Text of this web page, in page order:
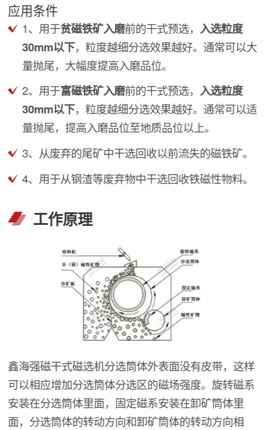
应用条件
1、用于贫磁铁矿入磨前的干式预选， 入选粒度
30mm以下，粒度越细分选效果越好。通常可以大
量抛尾，大幅度提高入磨品位。
2、用于富磁铁矿入磨前的干式预选， 入选粒度
30mm以下，粒度越细分选效果越好。通常可以适
量抛尾，提高入磨品位至地质品位以上。
3、从废弃的尾矿中干选回收以前流失的磁铁矿。
4、用于从钢渣等废弃物中干选回收铁磁性物料。
工作原理
鑫海强磁干式磁选机分选筒体外表面没有皮带，这样
可以相应增加分选筒体分选区的磁场强度。旋转磁系
安装在分选筒体里面，固定磁系安装在卸矿筒体里
面，分选筒体的转动方向和卸矿筒体的转动方向相